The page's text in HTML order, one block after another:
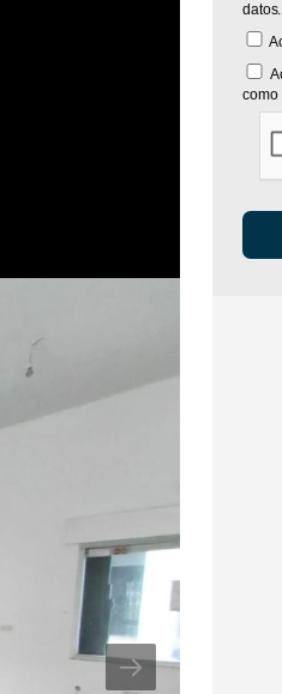
datos.